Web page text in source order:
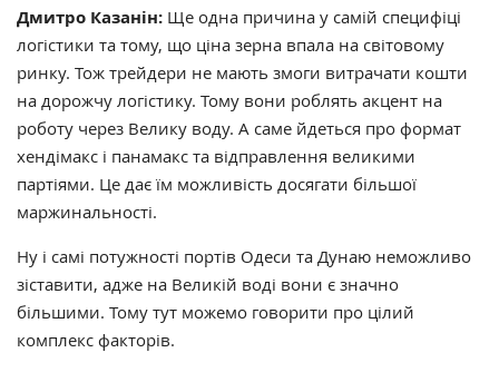
Дмитро Казанін: Ще одна причина у самій специфіці
логістики та тому, що ціна зерна впала на світовому
ринку. Тож трейдери не мають змоги витрачати кошти
на дорожчу логістику. Тому вони роблять акцент на
роботу через Велику воду. А саме йдеться про формат
хендімакс і панамакс та відправлення великими
партіями. Це дає їм можливість досягати більшої
маржинальності.
Ну і самі потужності портів Одеси та Дунаю неможливо
зіставити, адже на Великій воді вони є значно
більшими. Тому тут можемо говорити про цілий
комплекс факторів.